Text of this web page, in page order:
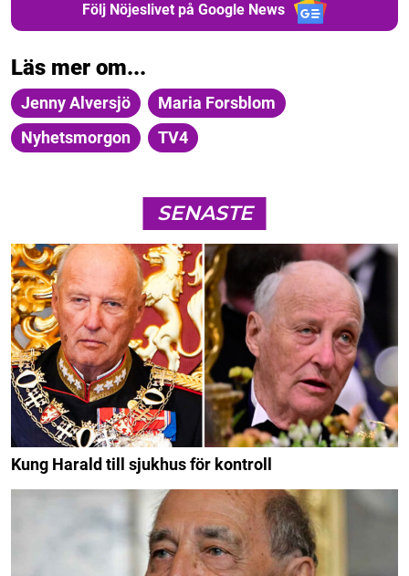
Följ Nöjeslivet på Google News
Läs mer om...
Jenny Alversjö
Maria Forsblom
Nyhetsmorgon
TV4
SENASTE
Kung Harald till sjukhus för kontroll